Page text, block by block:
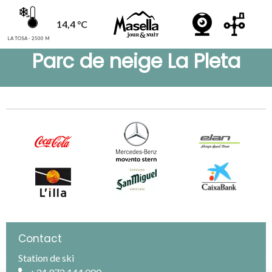
LA TOSA - 2500 M
14,4 °C
Parc de neige La Pleta
Contact
Station de ski